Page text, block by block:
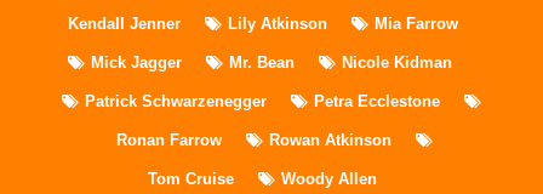
Kendall Jenner Lily Atkinson Mia Farrow
Mick Jagger Mr. Bean Nicole Kidman
Patrick Schwarzenegger Petra Ecclestone
Ronan Farrow Rowan Atkinson
Tom Cruise Woody Allen